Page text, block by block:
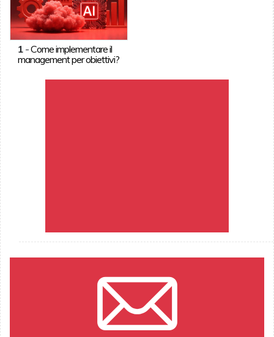
1-Come implementare il
management per obiettivi?